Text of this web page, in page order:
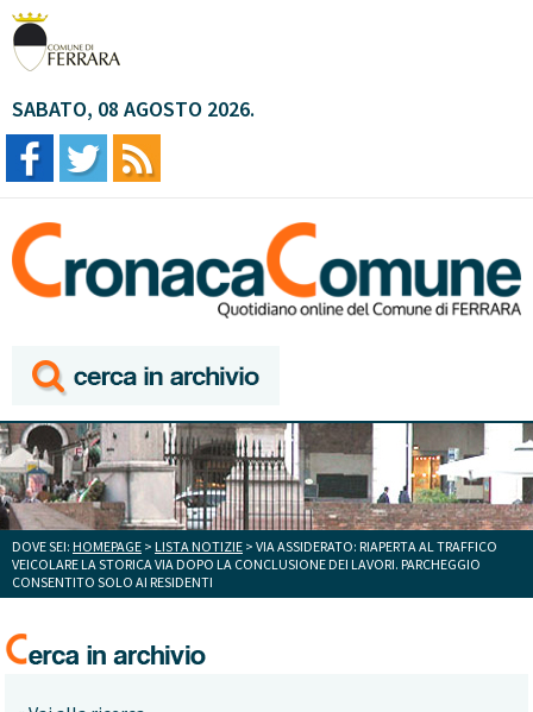
SABATO, 08 AGOSTO 2026.
DOVE SEI: HOMEPAGE > LISTA NOTIZIE > VIA ASSIDERATO: RIAPERTA AL TRAFFICO
VEICOLARE LA STORICA VIA DOPO LA CONCLUSIONE DEI LAVORI. PARCHEGGIO
CONSENTITO SOLO AI RESIDENTI